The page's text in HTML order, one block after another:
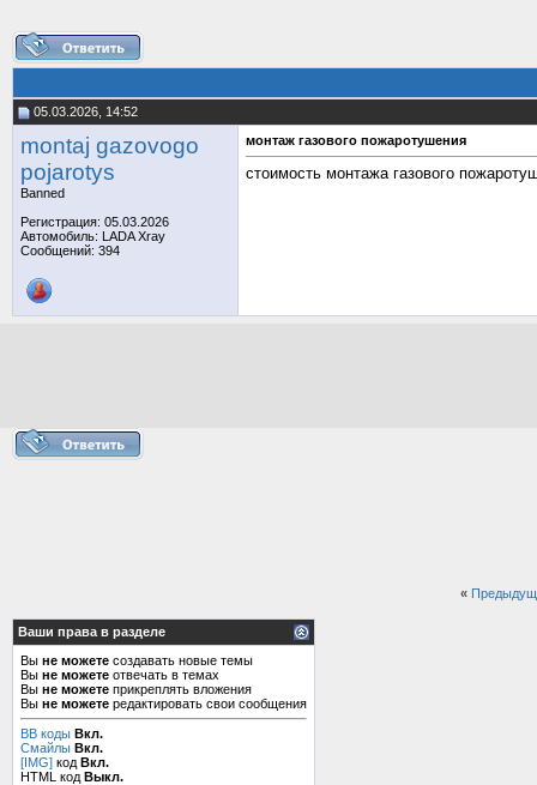
05.03.2026, 14:52
montaj gazovogo
pojarotys
Banned
Регистрация: 05.03.2026
Автомобиль: LADA Xray
Сообщений: 394
монтаж газового пожаротушения
стоимость монтажа газового
«
Ваши права в разделе
Вы не можете создавать новые темы
Вы не можете отвечать в темах
Вы не можете прикреплять вложения
Вы не можете редактировать свои сообщения
BB коды Вкл.
Смайлы Вкл.
[IMG] код Вкл.
HTML код Выкл.